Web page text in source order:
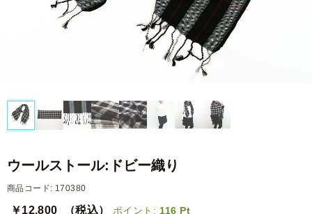
ウールストール:ドビー織り
商品コード: 170380
￥12,800 （税込） ポイント: 116 Pt